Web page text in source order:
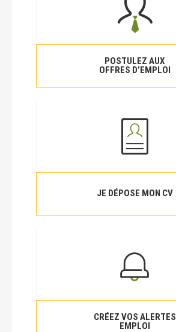
POSTULEZ AUX
OFFRES D’EMPLOI
JE DÉPOSE MON CV
CRÉEZ VOS ALERTES
EMPLOI